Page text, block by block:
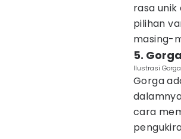
rasa unik
pilihan
masing-
5.
Ilustrasi
Gorga
cara